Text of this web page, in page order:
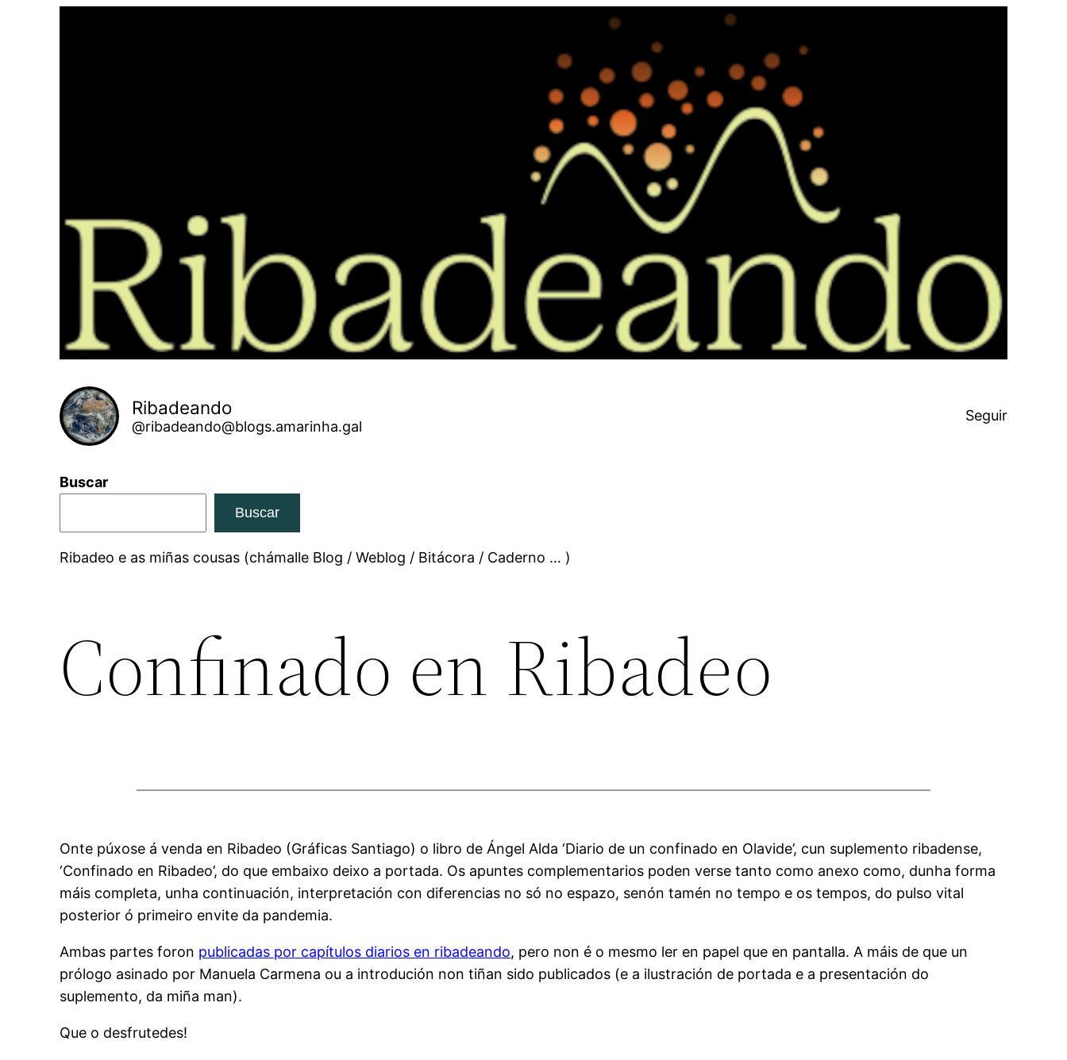
Ribadeando
@ribadeando@blogs.amarinha.gal
Seguir
Buscar
Buscar
Ribadeo e as miñas cousas (chámalle Blog / Weblog / Bitácora / Caderno … )
Confinado en Ribadeo
Onte púxose á venda en Ribadeo (Gráficas Santiago) o libro de Ángel Alda ‘Diario de un confinado en Olavide’, cun suplemento ribadense,
‘Confinado en Ribadeo’, do que embaixo deixo a portada. Os apuntes complementarios poden verse tanto como anexo como, dunha forma
máis completa, unha continuación, interpretación con diferencias no só no espazo, senón tamén no tempo e os tempos, do pulso vital
posterior ó primeiro envite da pandemia.
Ambas partes foron publicadas por capítulos diarios en ribadeando, pero non é o mesmo ler en papel que en pantalla. A máis de que un
prólogo asinado por Manuela Carmena ou a introdución non tiñan sido publicados (e a ilustración de portada e a presentación do
suplemento, da miña man).
Que o desfrutedes!